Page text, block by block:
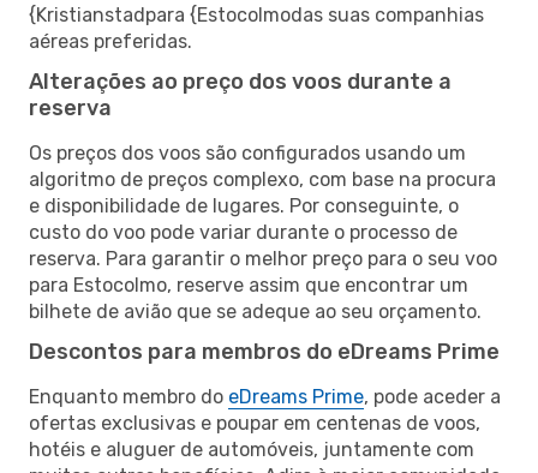
{Kristianstadpara {Estocolmodas suas companhias
aéreas preferidas.
Alterações ao preço dos voos durante a
reserva
Os preços dos voos são configurados usando um
algoritmo de preços complexo, com base na procura
e disponibilidade de lugares. Por conseguinte, o
custo do voo pode variar durante o processo de
reserva. Para garantir o melhor preço para o seu voo
para Estocolmo, reserve assim que encontrar um
bilhete de avião que se adeque ao seu orçamento.
Descontos para membros do eDreams Prime
Enquanto membro do eDreams Prime, pode aceder a
ofertas exclusivas e poupar em centenas de voos,
hotéis e aluguer de automóveis, juntamente com